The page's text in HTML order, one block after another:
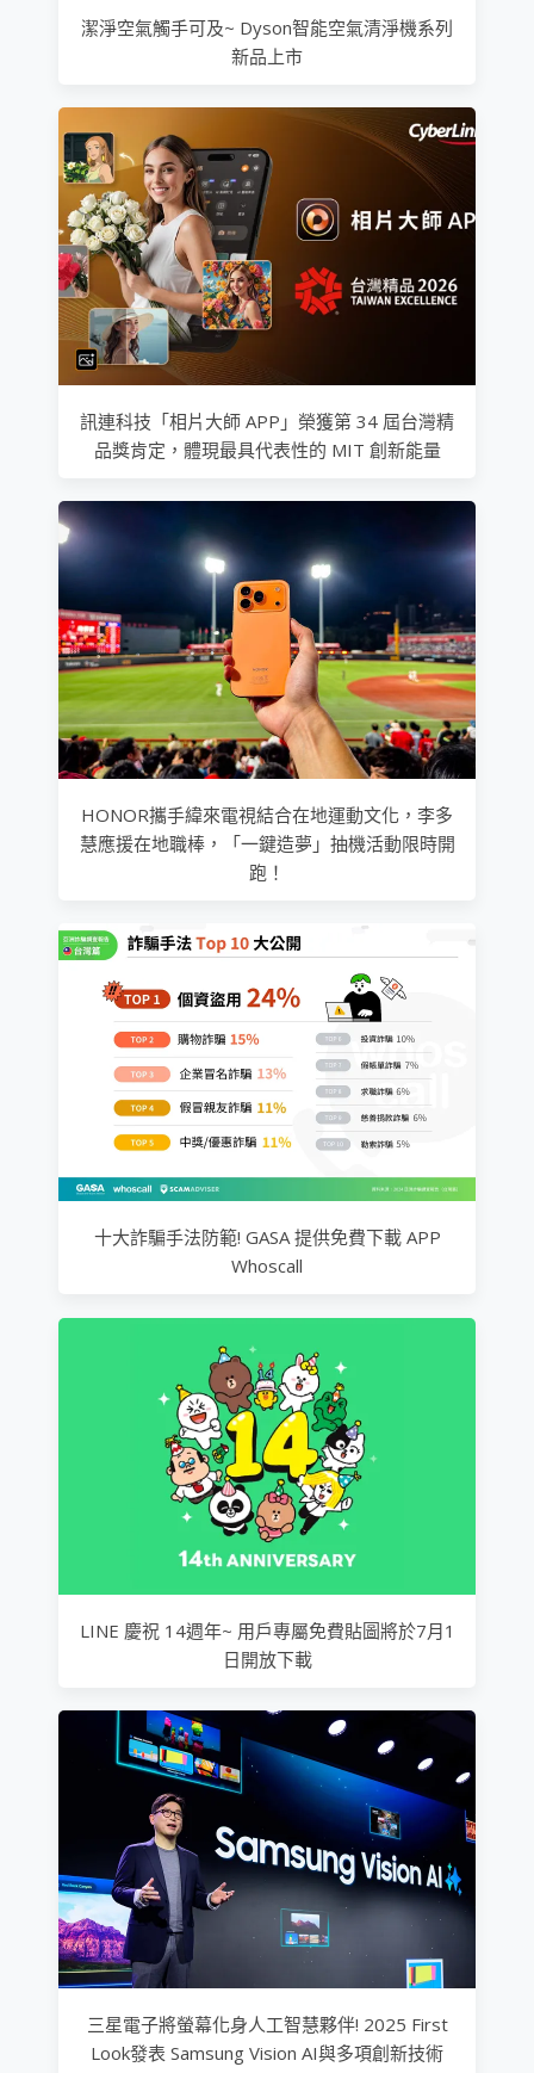
潔淨空氣觸手可及~ Dyson智能空氣清淨機系列
新品上市
訊連科技「相片大師 APP」榮獲第 34 屆台灣精
品獎肯定，體現最具代表性的 MIT 創新能量
HONOR攜手緯來電視結合在地運動文化，李多
慧應援在地職棒，「一鍵造夢」抽機活動限時開
跑！
十大詐騙手法防範! GASA 提供免費下載 APP
Whoscall
LINE 慶祝 14週年~ 用戶專屬免費貼圖將於7月1
日開放下載
三星電子將螢幕化身人工智慧夥伴! 2025 First
Look發表 Samsung Vision AI與多項創新技術